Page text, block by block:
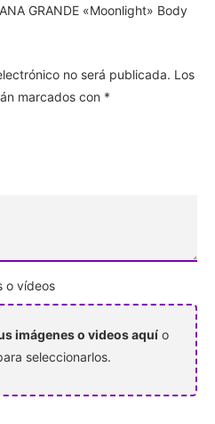
GRANDE «Moonlight» Body
no será publicada. Los
marcados con *
o vídeos
imágenes o videos aquí o
seleccionarlos.